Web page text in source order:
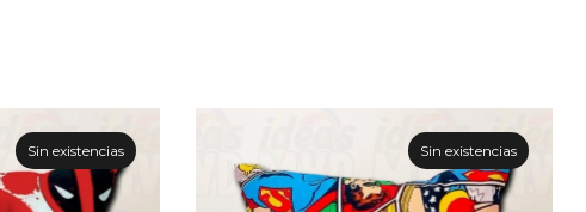
Sin existencias Sin existencias